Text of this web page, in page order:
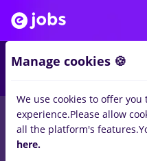
Manage cookies 🍪
We use cookies to offer
experience.Please allow
all the platform's features.
here.